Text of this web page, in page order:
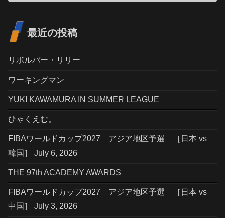
最近の投稿
リボルバー・リリー
ワーキングマン
YUKI KAWAMURA IN SUMMER LEAGUE
ひゃくえむ。
FIBAワールドカップ2027 アジア地区予選 ［日本 vs
韓国］ July 6, 2026
THE 97th ACADEMY AWARDS
FIBAワールドカップ2027 アジア地区予選 ［日本 vs
中国］ July 3, 2026